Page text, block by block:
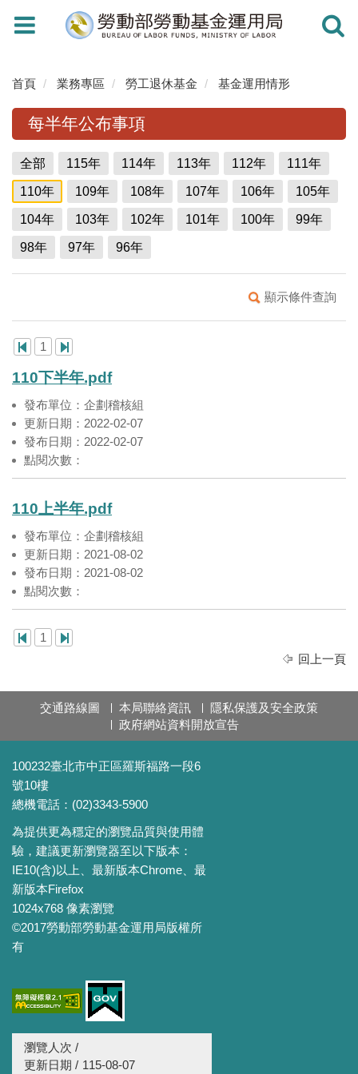
Toggle
navigation
Toggle
首頁 業務專區 勞工退休基金 基金運用情形
每半年公布事項
全部 115年 114年 113年 112年 111年
110年 109年 108年 107年 106年 105年
104年 103年 102年 101年 100年 99年
98年 97年 96年
顯示條件查詢
1
110下半年.pdf
發布單位：企劃稽核組
更新日期：2022-02-07
發布日期：2022-02-07
點閱次數：
110上半年.pdf
發布單位：企劃稽核組
更新日期：2021-08-02
發布日期：2021-08-02
點閱次數：
1
回上一頁
交通路線圖 本局聯絡資訊
隱私保護及安全政策
政府網站資料開放宣告
100232臺北市中正區羅斯福路一段6
號10樓
總機電話：(02)3343-5900
為提供更為穩定的瀏覽品質與使用體
驗，建議更新瀏覽器至以下版本：
IE10(含)以上、最新版本Chrome、最
新版本Firefox
1024x768 像素瀏覽
©2017勞動部勞動基金運用局版權所
有
瀏覽人次 /
更新日期 / 115-08-07